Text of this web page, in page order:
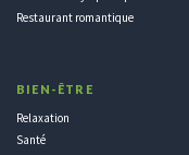
Restaurant romantique
BIEN-ÊTRE
Relaxation
Santé